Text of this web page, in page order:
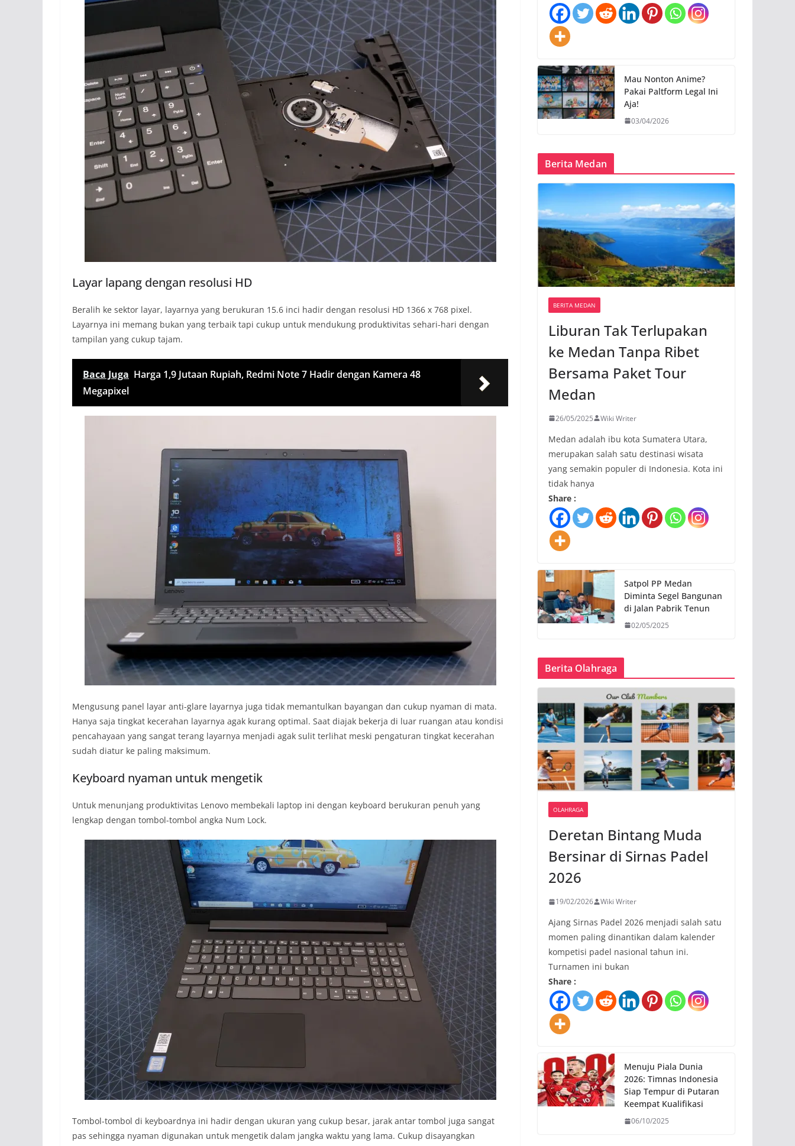
Layar lapang dengan resolusi HD
Beralih ke sektor layar, layarnya yang berukuran 15.6 inci hadir dengan resolusi HD 1366 x 768 pixel.
Layarnya ini memang bukan yang terbaik tapi cukup untuk mendukung produktivitas sehari-hari dengan
tampilan yang cukup tajam.
Baca Juga Harga 1,9 Jutaan Rupiah, Redmi Note 7 Hadir dengan Kamera 48
Megapixel
Mengusung panel layar anti-glare layarnya juga tidak memantulkan bayangan dan cukup nyaman di mata.
Hanya saja tingkat kecerahan layarnya agak kurang optimal. Saat diajak bekerja di luar ruangan atau kondisi
pencahayaan yang sangat terang layarnya menjadi agak sulit terlihat meski pengaturan tingkat kecerahan
sudah diatur ke paling maksimum.
Keyboard nyaman untuk mengetik
Untuk menunjang produktivitas Lenovo membekali laptop ini dengan keyboard berukuran penuh yang
lengkap dengan tombol-tombol angka Num Lock.
Tombol-tombol di keyboardnya ini hadir dengan ukuran yang cukup besar, jarak antar tombol juga sangat
pas sehingga nyaman digunakan untuk mengetik dalam jangka waktu yang lama. Cukup disayangkan
Mau Nonton Anime?
Pakai Paltform Legal Ini
Aja!
03/04/2026
Berita Medan
BERITA MEDAN
Liburan Tak Terlupakan
ke Medan Tanpa Ribet
Bersama Paket Tour
Medan
26/05/2025 Wiki Writer
Medan adalah ibu kota Sumatera Utara,
merupakan salah satu destinasi wisata
yang semakin populer di Indonesia. Kota ini
tidak hanya
Share :
Satpol PP Medan
Diminta Segel Bangunan
di Jalan Pabrik Tenun
02/05/2025
Berita Olahraga
OLAHRAGA
Deretan Bintang Muda
Bersinar di Sirnas Padel
2026
19/02/2026 Wiki Writer
Ajang Sirnas Padel 2026 menjadi salah satu
momen paling dinantikan dalam kalender
kompetisi padel nasional tahun ini.
Turnamen ini bukan
Share :
Menuju Piala Dunia
2026: Timnas Indonesia
Siap Tempur di Putaran
Keempat Kualifikasi
06/10/2025